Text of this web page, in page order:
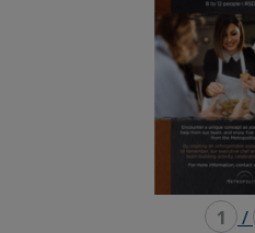
1 /